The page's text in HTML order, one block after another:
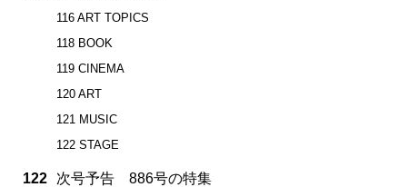
116 ART TOPICS
118 BOOK
119 CINEMA
120 ART
121 MUSIC
122 STAGE
122
次号予告 886号の特集